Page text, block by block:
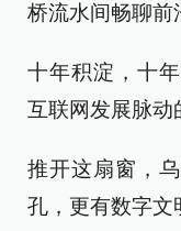
桥流水间畅聊前
十年积淀，十
互联网发展脉动
推开这扇窗，
孔，更有数字文